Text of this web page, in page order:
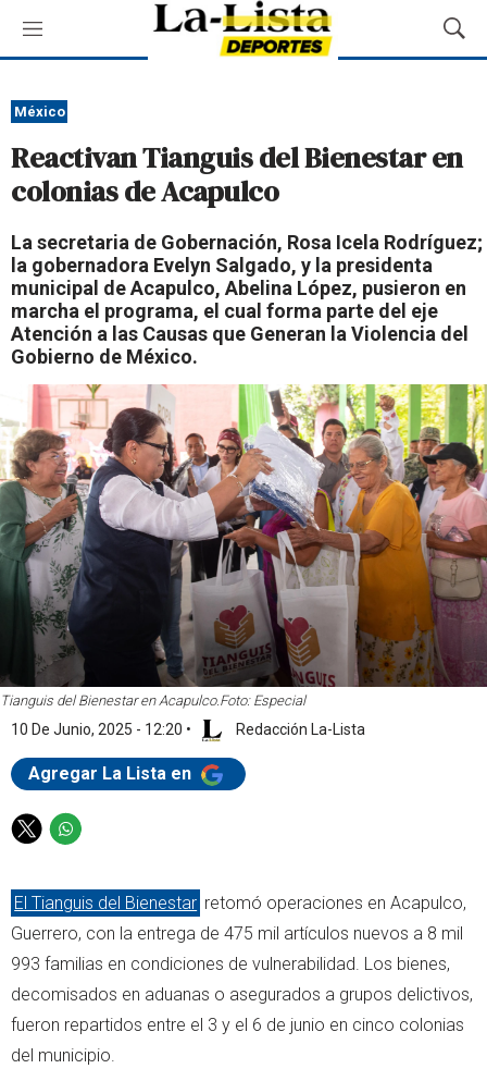
M
e
ú
M
o
a
r
s
u
d
México
Reactivan Tianguis del Bienestar en
colonias de Acapulco
La secretaria de Gobernación, Rosa Icela Rodríguez;
la gobernadora Evelyn Salgado, y la presidenta
municipal de Acapulco, Abelina López, pusieron en
marcha el programa, el cual forma parte del eje
Atención a las Causas que Generan la Violencia del
Gobierno de México.
Tianguis del Bienestar en Acapulco. Foto: Especial
10 De Junio, 2025 - 12:20 • Redacción La-Lista
Agregar La Lista en
T
i
t
t
e
r
W
a
t
s
p
p
El Tianguis del Bienestar retomó operaciones en Acapulco,
Guerrero, con la entrega de 475 mil artículos nuevos a 8 mil
993 familias en condiciones de vulnerabilidad. Los bienes,
decomisados en aduanas o asegurados a grupos delictivos,
fueron repartidos entre el 3 y el 6 de junio en cinco colonias
del municipio.